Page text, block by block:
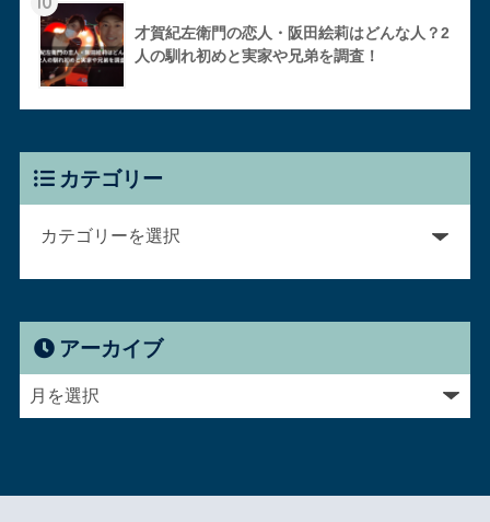
才賀紀左衛門の恋人・阪田絵莉はどんな人？2
人の馴れ初めと実家や兄弟を調査！
カテゴリー
アーカイブ